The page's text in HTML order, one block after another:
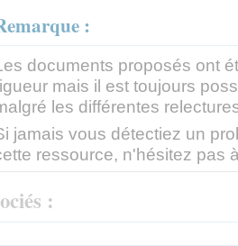
:
documents proposés ont
mais il est toujours
les différentes
jamais vous détectiez un
ressource, n'hésitez pas
: